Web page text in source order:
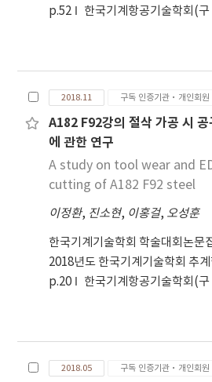
p.52
한국기계항공기술학회(
2018.11 구독 인증기관·개인회원
A182 F92강의 절삭 가공 시
에 관한 연구
A study on tool wear and
cutting of A182 F92 steel
이정환, 진소현, 이홍걸, 오성훈
한국기계기술학회 학술대회논문
2018년도 한국기계기술학회 추
p.20
한국기계항공기술학회(
2018.05 구독 인증기관·개인회원